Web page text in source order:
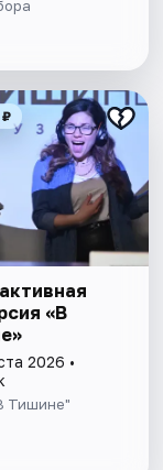
₽
«В
2026 •
Тишине"